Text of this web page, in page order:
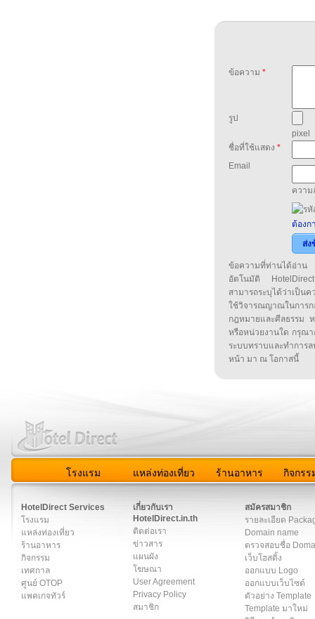
ข้อความ *
รูป
pixel
ชื่อที่ใช้แสดง *
Email
ความ
ต้องก
ส่ง
ข้อความที่ท่านได้อ่าน
อัตโนมัติ
สามารถระบุได้ว่าเป็น
ใช้วิจารณญาณในกา
กฎหมายและศีลธรรม
หรือหน่วยงานใด กรุณา
ระบบทราบและทำกา
หน้า มา ณ โอกาสนี้
โรงแรม แหล่งท่องเที่ยว ร้านอาหาร กิจกรร
HotelDirect Services
โรงแรม
แหล่งท่องเที่ยว
ร้านอาหาร
กิจกรรม
เทศกาล
ศูนย์ OTOP
แพคเกจทัวร์
เกี่ยวกับเรา
HotelDirect.in.th
ติดต่อเรา
ข่าวสาร
แผนผัง
โฆษณา
User Agreement
Privacy Policy
สมาชิก
สมัครสมาชิก
รายละเอียด
Domain name
ตรวจสอบชื่อ
เว็บโฮสติ้ง
ออกแบบ Logo
ออกแบบเว็บไซต์
ตัวอย่าง Template
Template มาใหม่